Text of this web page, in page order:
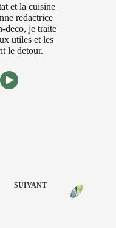
et la cuisine
redactrice
deco, je traite
utiles et les
le detour.
SUIVANT